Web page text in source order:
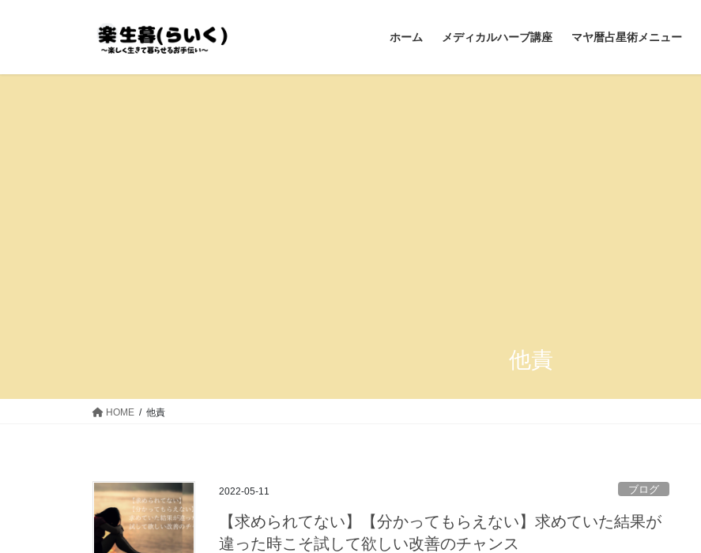
ホーム メディカルハーブ講座 マヤ暦占星術メニュー
他責
HOME 他責
2022-05-11 ブログ
【求められてない】【分かってもらえない】求めていた結果が
違った時こそ試して欲しい改善のチャンス